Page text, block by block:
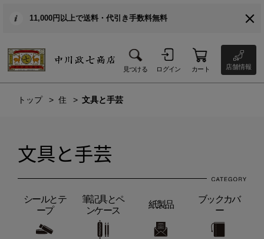
11,000円以上で送料・代引き手数料無料
見つける ログイン カート 店舗情報
トップ 住 文具と手芸
文具と手芸
シールとテ
ープ
筆記具とペ
ンケース
紙製品
ブックカバ
ー